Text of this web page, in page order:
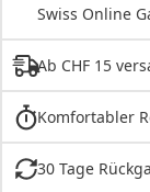
Swiss Online
Ab CHF 15
Komfortabler
30 Tage